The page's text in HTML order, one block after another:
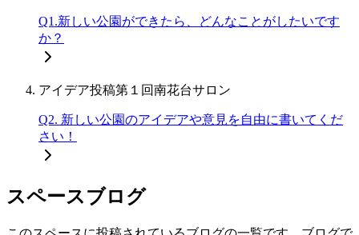
Q1.新しい公園ができたら、どんなことがしたいです
か？
アイデア投稿第１回南花台サロン
Q2. 新しい公園のアイデアや意見を自由に書いてくだ
さい！
スペースブログ